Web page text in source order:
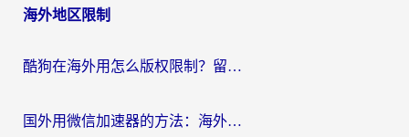
海外地区限制
酷狗在海外用怎么版权限制？留学生亲测：3步解决听国内音乐难题
国外用微信加速器的方法：海外党无缝连接国内生活的实用指南